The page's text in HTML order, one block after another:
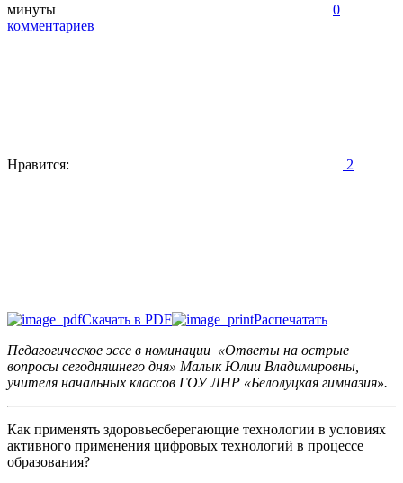
минуты
0
комментариев
Нравится: 2
Скачать в PDF
Распечатать
Педагогическое эссе в номинации «Ответы на острые
вопросы сегодняшнего дня» Малык Юлии Владимировны,
учителя начальных классов ГОУ ЛНР «Белолуцкая гимназия».
Как применять здоровьесберегающие технологии в условиях
активного применения цифровых технологий в процессе
образования?